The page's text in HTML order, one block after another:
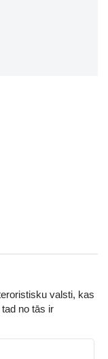
valsti, kas
no tās ir